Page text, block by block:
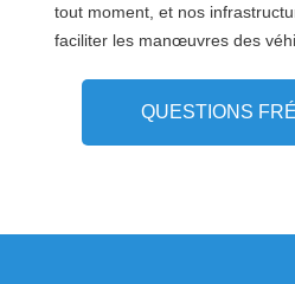
tout moment, et nos
faciliter les manœuvres des
QUESTIONS